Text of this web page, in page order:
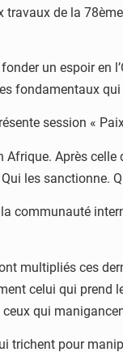
travaux de la
un espoir en
fondamentaux
session «
Afrique. Après
les sanctionne.
communauté
multipliés ces
celui qui prend
qui
trichent pour